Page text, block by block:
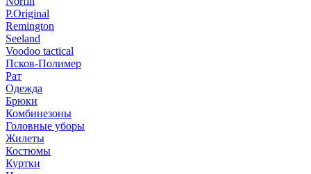
P.Original
Remington
Seeland
Voodoo tactical
Псков-Полимер
Рат
Одежда
Брюки
Комбинезоны
Головные уборы
Жилеты
Костюмы
Куртки